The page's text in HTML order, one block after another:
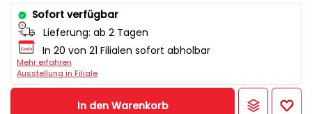
Sofort verfügbar
Lieferung: ab 2 Tagen
In 20 von 21 Filialen sofort abholbar
Mehr erfahren
Ausstellung in Filiale
In den Warenkorb